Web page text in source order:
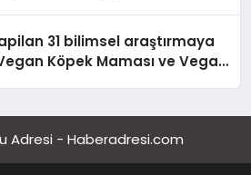
31 bilimsel araştırmaya
Köpek Maması ve Vegan
Adresi - Haberadresi.com